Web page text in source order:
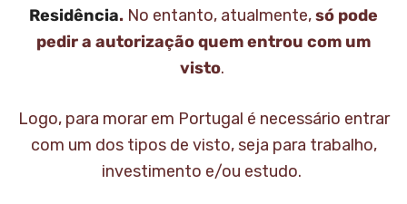
Residência. No entanto, atualmente,só pode
pedir a autorização quem entrou com um
visto.
Logo, para morar em Portugal é necessário entrar
com um dos tipos de visto, seja para trabalho,
investimento e/ou estudo.